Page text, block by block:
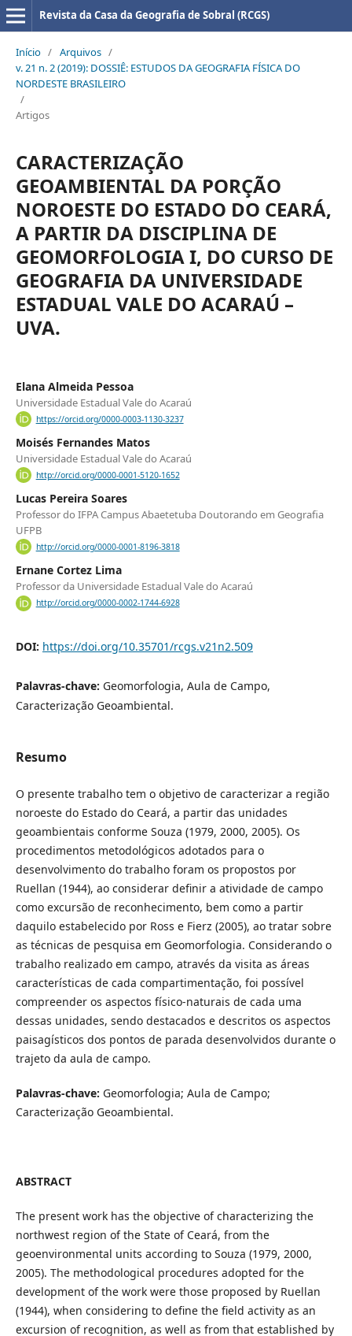
Revista da Casa da Geografia de Sobral (RCGS)
Início / Arquivos /
v. 21 n. 2 (2019): DOSSIÊ: ESTUDOS DA GEOGRAFIA FÍSICA DO
NORDESTE BRASILEIRO
/
Artigos
CARACTERIZAÇÃO
GEOAMBIENTAL DA PORÇÃO
NOROESTE DO ESTADO DO CEARÁ,
A PARTIR DA DISCIPLINA DE
GEOMORFOLOGIA I, DO CURSO DE
GEOGRAFIA DA UNIVERSIDADE
ESTADUAL VALE DO ACARAÚ –
UVA.
Elana Almeida Pessoa
Universidade Estadual Vale do Acaraú
https://orcid.org/0000-0003-1130-3237
Moisés Fernandes Matos
Universidade Estadual Vale do Acaraú
http://orcid.org/0000-0001-5120-1652
Lucas Pereira Soares
Professor do IFPA Campus Abaetetuba Doutorando em Geografia
UFPB
http://orcid.org/0000-0001-8196-3818
Ernane Cortez Lima
Professor da Universidade Estadual Vale do Acaraú
http://orcid.org/0000-0002-1744-6928
DOI: https://doi.org/10.35701/rcgs.v21n2.509
Palavras-chave: Geomorfologia, Aula de Campo,
Caracterização Geoambiental.
Resumo
O presente trabalho tem o objetivo de caracterizar a região
noroeste do Estado do Ceará, a partir das unidades
geoambientais conforme Souza (1979, 2000, 2005). Os
procedimentos metodológicos adotados para o
desenvolvimento do trabalho foram os propostos por
Ruellan (1944), ao considerar definir a atividade de campo
como excursão de reconhecimento, bem como a partir
daquilo estabelecido por Ross e Fierz (2005), ao tratar sobre
as técnicas de pesquisa em Geomorfologia. Considerando o
trabalho realizado em campo, através da visita as áreas
características de cada compartimentação, foi possível
compreender os aspectos físico-naturais de cada uma
dessas unidades, sendo destacados e descritos os aspectos
paisagísticos dos pontos de parada desenvolvidos durante o
trajeto da aula de campo.
Palavras-chave: Geomorfologia; Aula de Campo;
Caracterização Geoambiental.
ABSTRACT
The present work has the objective of characterizing the
northwest region of the State of Ceará, from the
geoenvironmental units according to Souza (1979, 2000,
2005). The methodological procedures adopted for the
development of the work were those proposed by Ruellan
(1944), when considering to define the field activity as an
excursion of recognition, as well as from that established by